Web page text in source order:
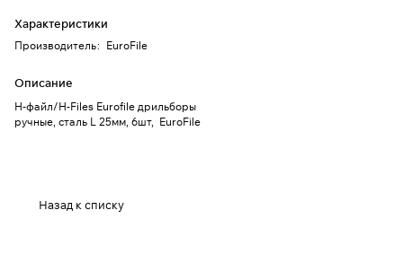
Характеристики
Производитель: EuroFile
Описание
Н-файл/Н-Files Eurofile дрильборы
ручные, сталь L 25мм, 6шт, EuroFile
Назад к списку